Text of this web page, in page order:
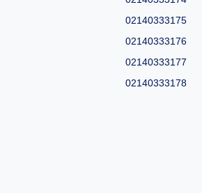
02140333175
02140333176
02140333177
02140333178